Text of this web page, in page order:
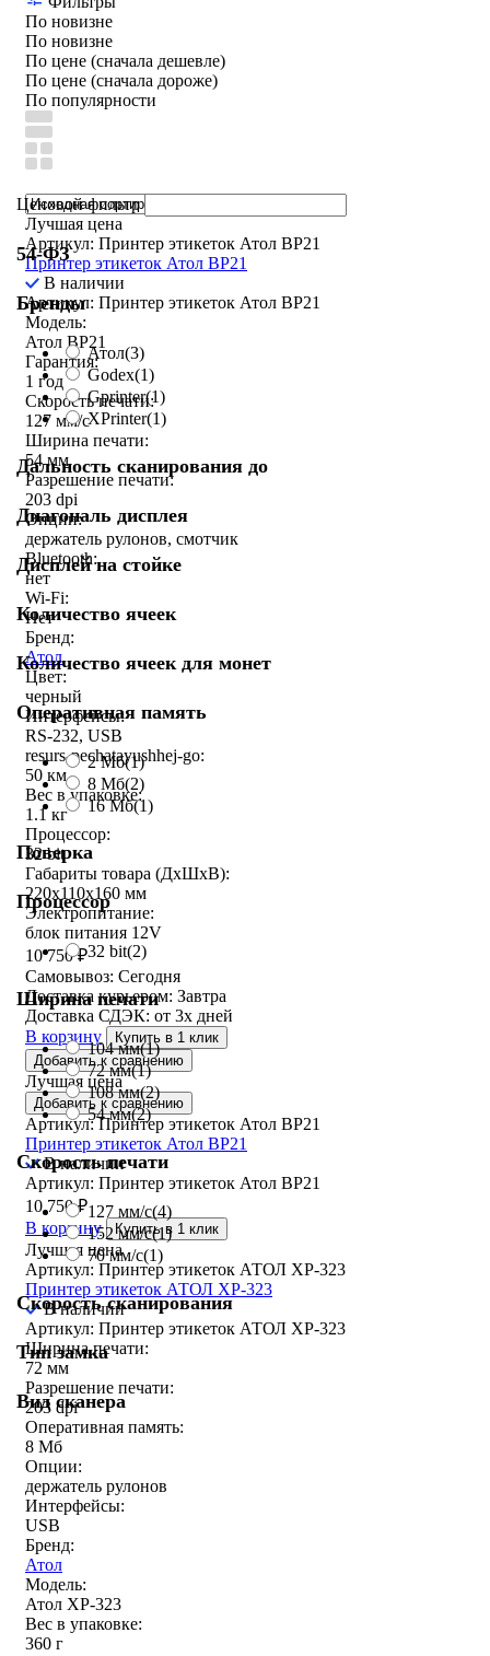
По новизне
По новизне
По цене (сначала дешевле)
По цене (сначала дороже)
По популярности
Ценовой фильтр
54-ФЗ
Бренды
Атол(3)
Godex(1)
Gprinter(1)
XPrinter(1)
Дальность сканирования до
Диагональ дисплея
Дисплей на стойке
Количество ячеек
Количество ячеек для монет
Оперативная память
2 Мб(1)
8 Мб(2)
16 Мб(1)
Поверка
Процессор
32 bit(2)
Ширина печати
104 мм(1)
72 мм(1)
108 мм(2)
54 мм(2)
Скорость печати
127 мм/с(4)
152 мм/с(1)
70 мм/с(1)
Скорость сканирования
Тип замка
Вид сканера
Лучшая цена
Артикул: Принтер этикеток Атол BP21
Принтер этикеток Атол BP21
В наличии
Артикул: Принтер этикеток Атол BP21
Модель:
Атол BP21
Гарантия:
1 год
Скорость печати:
127 мм/с
Ширина печати:
54 мм
Разрешение печати:
203 dpi
Опции:
держатель рулонов, смотчик
Bluetooth:
нет
Wi-Fi:
Нет
Бренд:
Атол
Цвет:
черный
Интерфейсы:
RS-232, USB
resurs-pechatayushhej-go:
50 км
Вес в упаковке:
1.1 кг
Процессор:
32 bit
Габариты товара (ДxШxВ):
220x110x160 мм
Электропитание:
блок питания 12V
10 750₽
Самовывоз: Сегодня
Доставка курьером: Завтра
Доставка СДЭК: от 3х дней
В корзину
Купить в 1 клик
Добавить к сравнению
Лучшая цена
Добавить к сравнению
Артикул: Принтер этикеток Атол BP21
Принтер этикеток Атол BP21
В наличии
Артикул: Принтер этикеток Атол BP21
10 750₽
В корзину
Купить в 1 клик
Лучшая цена
Артикул: Принтер этикеток АТОЛ XP-323
Принтер этикеток АТОЛ XP-323
В наличии
Артикул: Принтер этикеток АТОЛ XP-323
Ширина печати:
72 мм
Разрешение печати:
203 dpi
Оперативная память:
8 Мб
Опции:
держатель рулонов
Интерфейсы:
USB
Бренд:
Атол
Модель:
Атол XP-323
Вес в упаковке:
360 г